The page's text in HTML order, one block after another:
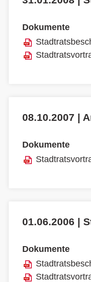
Dokumente
08.10.2007 |
Dokumente
01.06.2006 |
Dokumente